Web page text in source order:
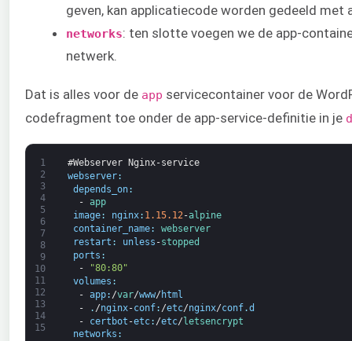
geven, kan applicatiecode worden gedeeld met
networks: ten slotte voegen we de app-
netwerk.
Dat is alles voor de app servicecontainer voor de
codefragment toe onder de app-service-definitie in je
1
2
3
4
5
6
7
8
9
10
11
12
13
14
15
#Webserver Nginx-service
webserver:
depends_on:
- app
image: nginx: 1.15.12-alpine
container_name:
webserver
restart : unless -stopped
ports :
-
"80:80"
volumes :
- app: /var/www/ html
-
. /nginx-conf: /etc/nginx/conf.d
-
certbot -etc: /etc/letsencrypt
networks :